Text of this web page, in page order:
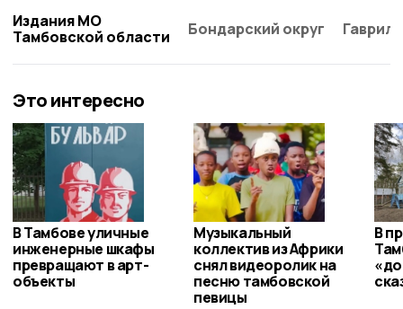
Издания МО
Тамбовской области
Бондарский округ
Это интересно
В Тамбове уличные
инженерные шкафы
превращают в арт-
объекты
Музыкальный
коллектив из Африки
снял видеоролик на
песню тамбовской
певицы
В